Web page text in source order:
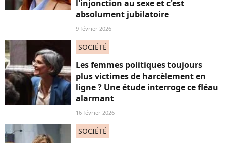
l'injonction au sexe et c'est
absolument jubilatoire
9 février 2026
SOCIÉTÉ
Les femmes politiques toujours
plus victimes de harcèlement en
ligne ? Une étude interroge ce fléau
alarmant
16 février 2026
SOCIÉTÉ